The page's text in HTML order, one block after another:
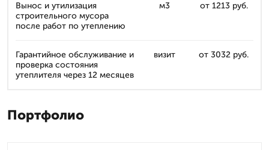
Вынос и утилизация
строительного мусора
после работ по утеплению
м3 от 1213 руб.
Гарантийное обслуживание и
проверка состояния
утеплителя через 12 месяцев
визит от 3032 руб.
Портфолио